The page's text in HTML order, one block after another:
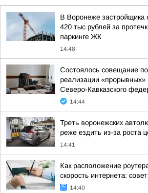
В Воронеже
420 тыс рублей за
паркинге ЖК
14:48
Состоялось совещание
реализации «прорывных»
Северо-Кавказского
14:44
Треть воронежских
реже ездить из-за роста
14:41
Как расположение
скорость интернета:
14:40